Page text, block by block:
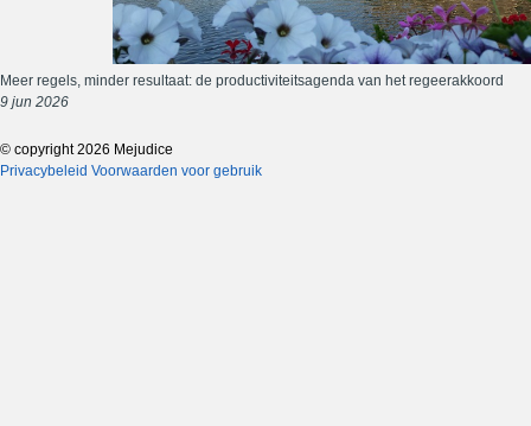
Meer regels, minder resultaat: de productiviteitsagenda van het regeerakkoord
9 jun 2026
© copyright 2026 Mejudice
Privacybeleid Voorwaarden voor gebruik